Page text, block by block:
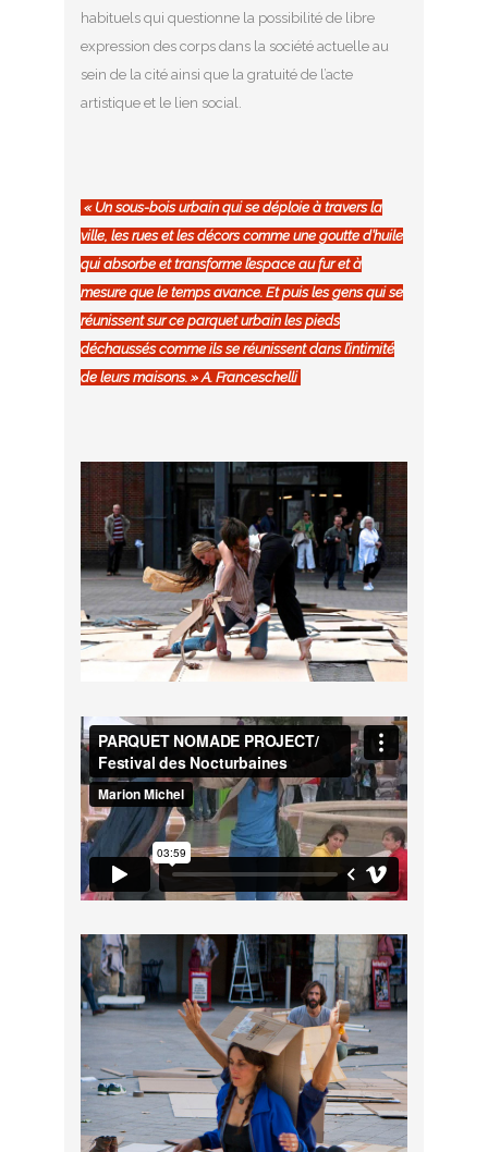
habituels qui questionne la possibilité de libre
expression des corps dans la société actuelle au
sein de la cité ainsi que la gratuité de l’acte
artistique et le lien social.
« Un sous-bois urbain qui se déploie à travers la
ville, les rues et les décors comme une goutte d’huile
qui absorbe et transforme l’espace au fur et à
mesure que le temps avance. Et puis les gens qui se
réunissent sur ce parquet urbain les pieds
déchaussés comme ils se réunissent dans l’intimité
de leurs maisons. » A. Franceschelli